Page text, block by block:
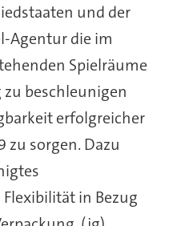
und der
Agentur die im
Spielräume
beschleunigen
erfolgreicher
zu sorgen. Dazu
in Bezug